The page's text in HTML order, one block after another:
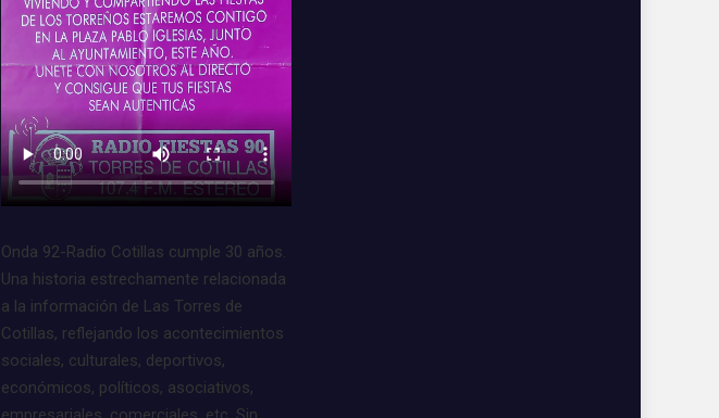
Onda 92-Radio Cotillas cumple 30 años.
Una historia estrechamente relacionada
a la información de Las Torres de
Cotillas, reflejando los acontecimientos
sociales, culturales, deportivos,
económicos, políticos, asociativos,